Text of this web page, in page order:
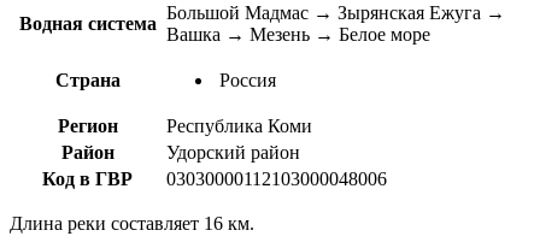
Водная система
Большой Мадмас → Зырянская Ежуга →
Вашка → Мезень → Белое море
Страна Россия
Регион
Республика Коми
Район
Удорский район
Код в ГВР
03030000112103000048006
Длина реки составляет 16 км.